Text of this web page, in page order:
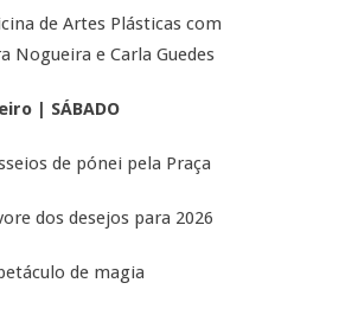
de Artes Plásticas com
Nogueira e Carla Guedes
| SÁBADO
de pónei pela Praça
dos desejos para 2026
de magia